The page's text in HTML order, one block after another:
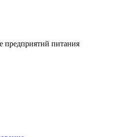
предприятий питания